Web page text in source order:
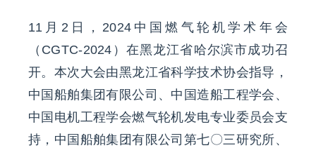
联系我们
EN
11月2日，2024中国燃气轮机学术年会
（CGTC-2024）在黑龙江省哈尔滨市成功召
开。本次大会由黑龙江省科学技术协会指导，
中国船舶集团有限公司、中国造船工程学会、
中国电机工程学会燃气轮机发电专业委员会支
持，中国船舶集团有限公司第七〇三研究所、